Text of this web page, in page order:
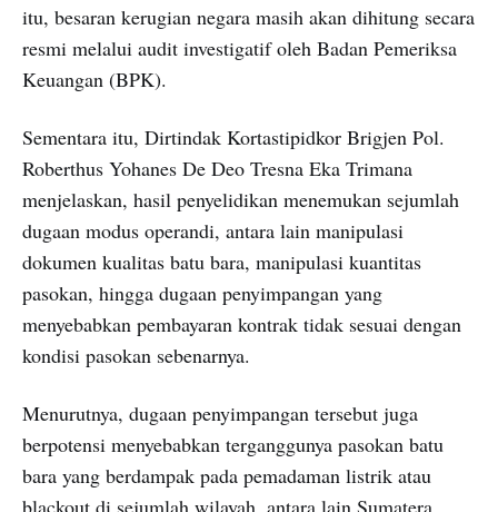
itu, besaran kerugian negara masih akan dihitung secara
resmi melalui audit investigatif oleh Badan Pemeriksa
Keuangan (BPK).
Sementara itu, Dirtindak Kortastipidkor Brigjen Pol.
Roberthus Yohanes De Deo Tresna Eka Trimana
menjelaskan, hasil penyelidikan menemukan sejumlah
dugaan modus operandi, antara lain manipulasi
dokumen kualitas batu bara, manipulasi kuantitas
pasokan, hingga dugaan penyimpangan yang
menyebabkan pembayaran kontrak tidak sesuai dengan
kondisi pasokan sebenarnya.
Menurutnya, dugaan penyimpangan tersebut juga
berpotensi menyebabkan terganggunya pasokan batu
bara yang berdampak pada pemadaman listrik atau
blackout di sejumlah wilayah, antara lain Sumatera,